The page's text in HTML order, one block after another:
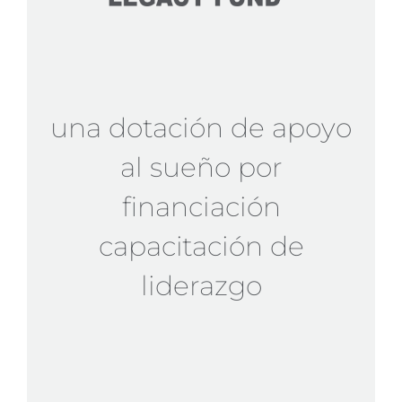
una dotación de apoyo
al sueño por
financiación
capacitación de
liderazgo